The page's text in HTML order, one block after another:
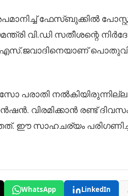
ഫേസ്ബുക്കിൽ
വി.ഡി സതീശന്റെ
പരാതി
വിരമിക്കാൻ രണ്ട്
ഈ സാഹചര്യം
WhatsApp LinkedIn